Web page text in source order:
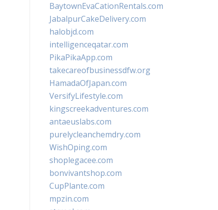
BaytownEvaCationRentals.com
JabalpurCakeDelivery.com
halobjd.com
intelligenceqatar.com
PikaPikaApp.com
takecareofbusinessdfw.org
HamadaOfJapan.com
VersifyLifestyle.com
kingscreekadventures.com
antaeuslabs.com
purelycleanchemdry.com
WishOping.com
shoplegacee.com
bonvivantshop.com
CupPlante.com
mpzin.com